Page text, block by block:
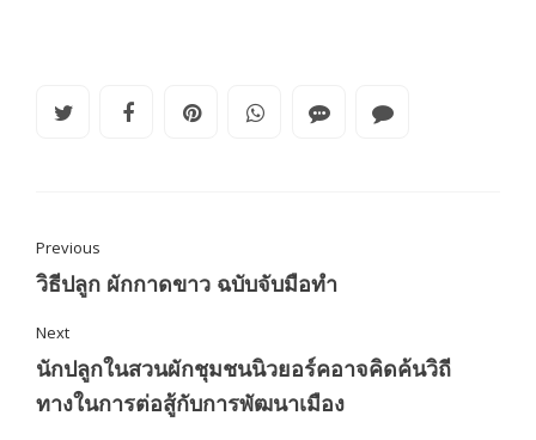
Previous
วิธีปลูก ผักกาดขาว ฉบับจับมือทำ
Next
นักปลูกในสวนผักชุมชนนิวยอร์คอาจคิดค้นวิถี
ทางในการต่อสู้กับการพัฒนาเมือง